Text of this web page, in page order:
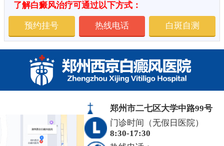
了解白癜风治疗可通过以下方式：
预约挂号 热线电话 白斑自测
郑州市二七区大学中路99号
门诊时间（无假日医院）
8:30-17:30